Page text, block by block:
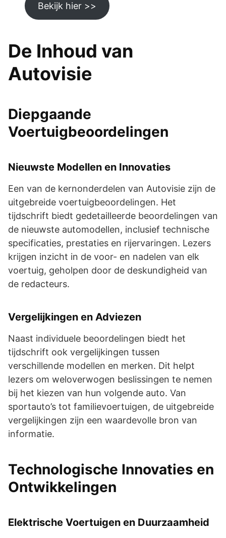
Bekijk hier >>
De Inhoud van
Autovisie
Diepgaande
Voertuigbeoordelingen
Nieuwste Modellen en Innovaties
Een van de kernonderdelen van Autovisie zijn de
uitgebreide voertuigbeoordelingen. Het
tijdschrift biedt gedetailleerde beoordelingen van
de nieuwste automodellen, inclusief technische
specificaties, prestaties en rijervaringen. Lezers
krijgen inzicht in de voor- en nadelen van elk
voertuig, geholpen door de deskundigheid van
de redacteurs.
Vergelijkingen en Adviezen
Naast individuele beoordelingen biedt het
tijdschrift ook vergelijkingen tussen
verschillende modellen en merken. Dit helpt
lezers om weloverwogen beslissingen te nemen
bij het kiezen van hun volgende auto. Van
sportauto’s tot familievoertuigen, de uitgebreide
vergelijkingen zijn een waardevolle bron van
informatie.
Technologische Innovaties en
Ontwikkelingen
Elektrische Voertuigen en Duurzaamheid